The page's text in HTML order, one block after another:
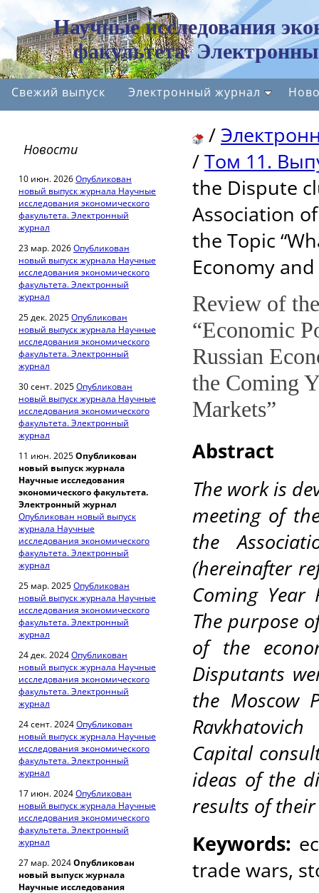
Научные исследования
факультета.
Свежий выпуск Электронный журнал
Новости
10 июн. 2026Опубликован
новый выпуск журнала Научные
исследования экономического
факультета. Электронный
журнал
23 мар. 2026Опубликован
новый выпуск журнала Научные
исследования экономического
факультета. Электронный
журнал
25 дек. 2025Опубликован
новый выпуск журнала Научные
исследования экономического
факультета. Электронный
журнал
30 сент. 2025Опубликован
новый выпуск журнала Научные
исследования экономического
факультета. Электронный
журнал
11 июн. 2025Опубликован
новый выпуск журнала
Научные исследования
экономического факультета.
Электронный журнал
Опубликован новый выпуск
журнала Научные
исследования экономического
факультета. Электронный
журнал
25 мар. 2025Опубликован
новый выпуск журнала Научные
исследования экономического
факультета. Электронный
журнал
24 дек. 2024Опубликован
новый выпуск журнала Научные
исследования экономического
факультета. Электронный
журнал
24 сент. 2024Опубликован
новый выпуск журнала Научные
исследования экономического
факультета. Электронный
журнал
17 июн. 2024Опубликован
новый выпуск журнала Научные
исследования экономического
факультета. Электронный
журнал
27 мар. 2024Опубликован
новый выпуск журнала
Научные исследования
/
/Том 11.
the Dispute
Association
the Topic
Economy
Review of
“Economic
Russian
the Coming
Markets”
Abstract
The work is
meeting of
the
(hereinafter
Coming Year
The purpose
of the
Disputants
the Moscow
Capital
ideas of the
results of
Keywords:
trade wars,